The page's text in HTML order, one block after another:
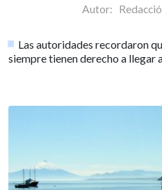
Autor:
Las autoridades recordaron
siempre tienen derecho a llegar